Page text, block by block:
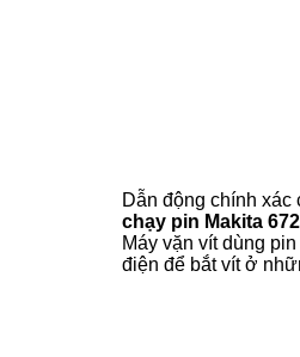
Dẫn động chính
chạy pin Makita
Máy vặn vít dùng
điện để bắt vít ở